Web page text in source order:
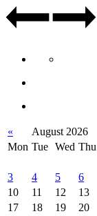
« August 2026
Mon Tue Wed Thu
3
4 5 6
10
11 12 13
17
18 19 20